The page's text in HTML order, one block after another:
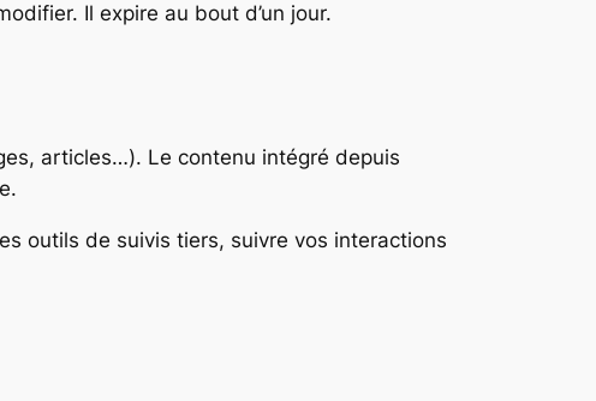
Il expire au bout d’un jour.
articles…). Le contenu intégré depuis
outils de suivis tiers, suivre vos interactions